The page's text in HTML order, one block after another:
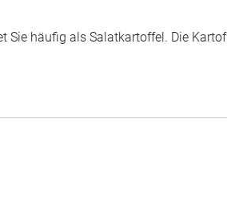
Sie häufig als Salatkartoffel. Die